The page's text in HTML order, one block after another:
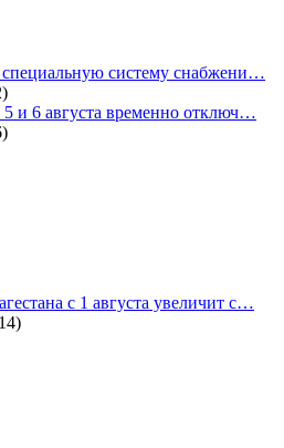
специальную систему снабжени…
и 6 августа временно отключ…
с 1 августа увеличит с…